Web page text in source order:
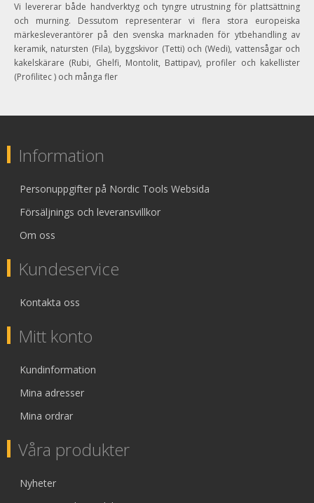
Vi levererar både handverktyg och tyngre utrustning för plattsättning
och murning. Dessutom representerar vi flera stora europeiska
märkesleverantörer på den svenska marknaden för ytbehandling av
keramik, natursten (Fila), byggskivor (Tetti) och (Wedi), vattensågar och
kakelskärare (Rubi, Ghelfi, Montolit, Battipav), profiler och kakellister
(Profilitec ) och många fler
Information
Personuppgifter på Nordic Tools Websida
Försäljnings och leveransvillkor
Om oss
Kundeservice
Kontakta oss
Mitt konto
Kundinformation
Mina adresser
Mina ordrar
Våra produkter
Nyheter